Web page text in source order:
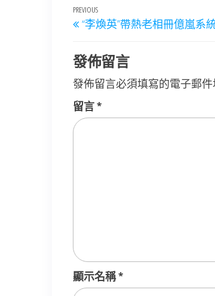
文
章
導
覽
Previous
Post
PREVIOUS
“李煥英”帶熱老相冊億嵐系
發佈留言
發佈留言必須填寫的電子郵件
留言*
顯示名稱*